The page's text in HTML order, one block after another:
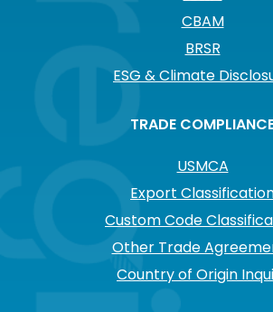
CBAM
BRSR
ESG & Climate
TRADE
USMCA
Export
Custom Code
Other Trade
Country of Origin